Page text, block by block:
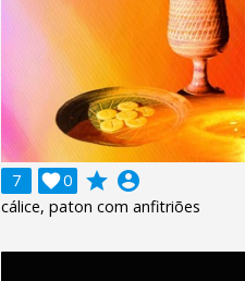
7 0
 grade account_circle
cálice, paton com anfitriões